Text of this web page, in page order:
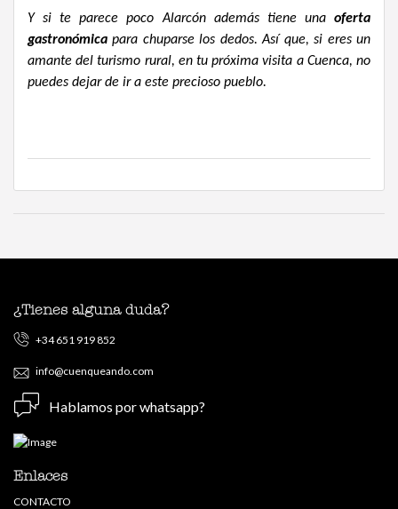
Y si te parece poco Alarcón además tiene una oferta
gastronómica para chuparse los dedos. Así que, si eres un
amante del turismo rural, en tu próxima visita a Cuenca, no
puedes dejar de ir a este precioso pueblo.
¿Tienes alguna duda?
+34 651 919 852
info@cuenqueando.com
Hablamos por whatsapp?
Enlaces
CONTACTO